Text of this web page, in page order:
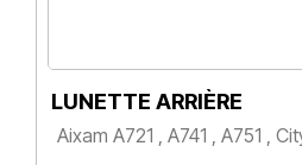
LUNETTE ARRIÈRE
Aixam A721 , A741 , A751 ,